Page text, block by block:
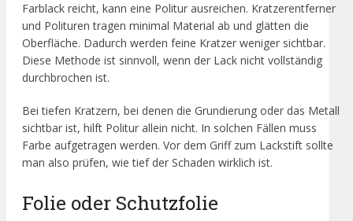
Farblack reicht, kann eine Politur ausreichen. Kratzerentferner
und Polituren tragen minimal Material ab und glätten die
Oberfläche. Dadurch werden feine Kratzer weniger sichtbar.
Diese Methode ist sinnvoll, wenn der Lack nicht vollständig
durchbrochen ist.
Bei tiefen Kratzern, bei denen die Grundierung oder das Metall
sichtbar ist, hilft Politur allein nicht. In solchen Fällen muss
Farbe aufgetragen werden. Vor dem Griff zum Lackstift sollte
man also prüfen, wie tief der Schaden wirklich ist.
Folie oder Schutzfolie